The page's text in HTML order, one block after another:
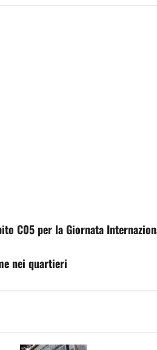
C05 per la Giornata
nei quartieri